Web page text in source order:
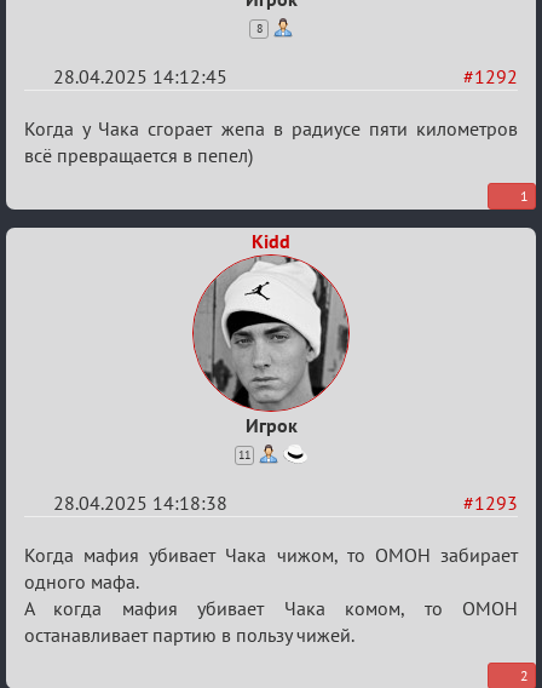
8
#1292
28.04.2025 14:12:45
Re:
Разговоры
XIX
Когда у Чака сгорает жепа в радиусе пяти километров
всё превращается в пепел)
1
Kidd
Игрок
11
#1293
28.04.2025 14:18:38
Re:
Разговоры
о
XIX
Когда мафия убивает Чака чижом, то ОМОН забирает
одного мафа.
А когда мафия убивает Чака комом, то ОМОН
останавливает партию в пользу чижей.
2